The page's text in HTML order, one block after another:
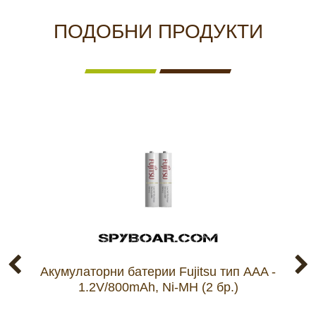
ПОДОБНИ ПРОДУКТИ
Акумулаторни батерии Fujitsu тип AAA -
1.2V/800mAh, Ni-MH (2 бр.)